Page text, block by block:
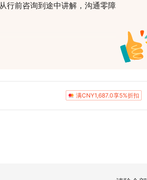
行前咨询到途中讲解，沟通零障
文化体验。
境与“太湖第一名胜”鼋头渚。既
程饱满，性价比极高。满CNY1,687.0享5%折扣